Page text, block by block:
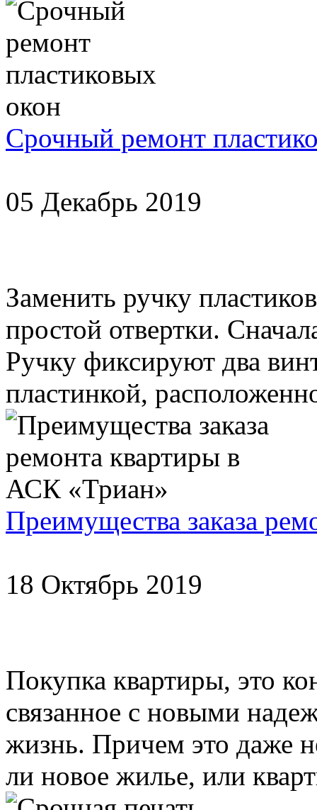
Срочный ремонт
05 Декабрь 2019
Заменить ручку
простой отвертки.
Ручку фиксируют два
пластинкой,
Преимущества заказа
18 Октябрь 2019
Покупка квартиры, это
связанное с новыми
жизнь. Причем это даже
ли новое жилье, или